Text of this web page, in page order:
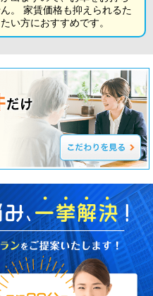
。 家賃価格も抑えられるた
い方におすすめです。